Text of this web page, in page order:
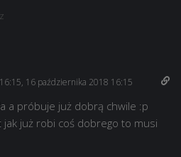
16:15, 16 października 2018 16:15
a próbuje już dobrą chwile :p
już robi coś dobrego to musi